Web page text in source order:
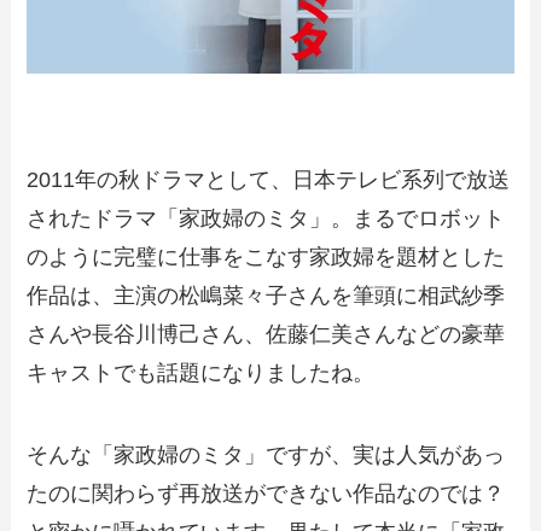
2011年の秋ドラマとして、日本テレビ系列で放送
されたドラマ「家政婦のミタ」。まるでロボット
のように完璧に仕事をこなす家政婦を題材とした
作品は、主演の松嶋菜々子さんを筆頭に相武紗季
さんや長谷川博己さん、佐藤仁美さんなどの豪華
キャストでも話題になりましたね。
そんな「家政婦のミタ」ですが、実は人気があっ
たのに関わらず再放送ができない作品なのでは？